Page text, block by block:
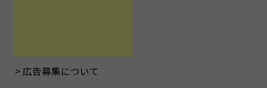
広告募集について